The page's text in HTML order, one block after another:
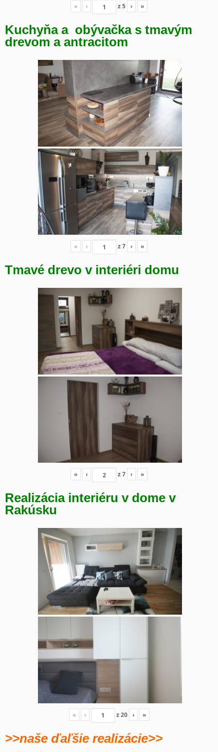
« ‹ z5 › »
Kuchyňa a obývačka s tmavým
drevom a antracitom
« ‹ z7 › »
Tmavé drevo v interiéri domu
« ‹ z7 › »
Realizácia interiéru v dome v
Rakúsku
« ‹ z20 › »
>>naše ďaľšie realizácie>>